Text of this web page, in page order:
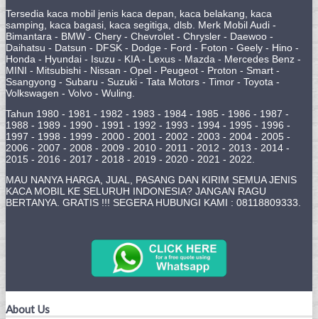
Tersedia kaca mobil jenis kaca depan, kaca belakang, kaca
samping, kaca bagasi, kaca segitiga, dlsb. Merk Mobil Audi -
Bimantara - BMW - Chery - Chevrolet - Chrysler - Daewoo -
Daihatsu - Datsun - DFSK - Dodge - Ford - Foton - Geely - Hino -
Honda - Hyundai - Isuzu - KIA - Lexus - Mazda - Mercedes Benz -
MINI - Mitsubishi - Nissan - Opel - Peugeot - Proton - Smart -
Ssangyong - Subaru - Suzuki - Tata Motors - Timor - Toyota -
Volkswagen - Volvo - Wuling.
Tahun 1980 - 1981 - 1982 - 1983 - 1984 - 1985 - 1986 - 1987 -
1988 - 1989 - 1990 - 1991 - 1992 - 1993 - 1994 - 1995 - 1996 -
1997 - 1998 - 1999 - 2000 - 2001 - 2002 - 2003 - 2004 - 2005 -
2006 - 2007 - 2008 - 2009 - 2010 - 2011 - 2012 - 2013 - 2014 -
2015 - 2016 - 2017 - 2018 - 2019 - 2020 - 2021 - 2022.
MAU NANYA HARGA, JUAL, PASANG DAN KIRIM SEMUA JENIS
KACA MOBIL KE SELURUH INDONESIA? JANGAN RAGU
BERTANYA. GRATIS !!! SEGERA HUBUNGI KAMI : 08118809333.
About Us